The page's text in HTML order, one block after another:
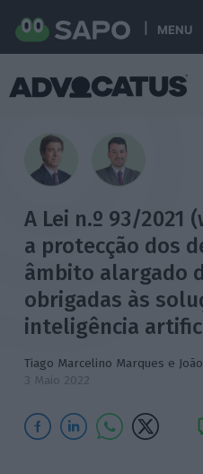
MENU
A Lei n.º 93/2021
a protecção dos
âmbito alargado
obrigadas às
inteligência
Tiago Marcelino Marques e
3 Maio 2022